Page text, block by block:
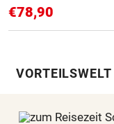
€78,90